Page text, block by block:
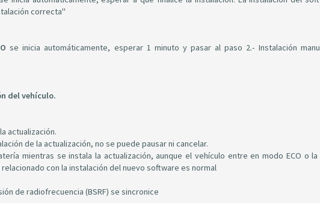
correcta"
se inicia automáticamente, esperar 1 minuto y pasar al paso 2.- Instalación
del vehículo.
actualización.
de la actualización, no se puede pausar ni cancelar.
mientras se instala la actualización, aunque el vehículo entre en modo ECO o la
con la instalación del nuevo software es normal
de radiofrecuencia (BSRF) se sincronice